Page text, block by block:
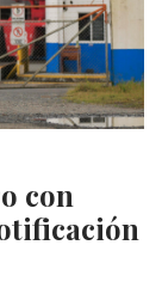
con